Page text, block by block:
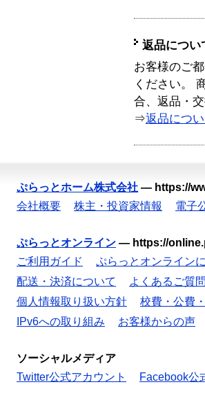
返品につい
お客様のご
ください。
合、返品・
⇒返品につ
ぷらっとホーム株式会社 — https://
会社概要
株主・投資家情報 電子
ぷらっとオンライン — https://
ご利用ガイド
ぷらっとオンライン
配送・決済について
よくあるご質問
個人情報取り扱い方針
校費・公費
IPv6への取り組み
お客様からの声
ソーシャルメディア
Twitter公式アカウント
Facebook公